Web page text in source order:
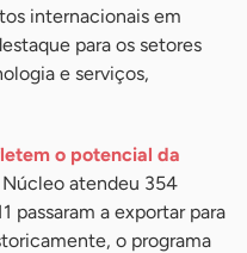
internacionais em
para os setores
e serviços,
o potencial da
atendeu 354
passaram a exportar para
o programa